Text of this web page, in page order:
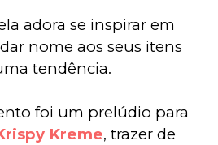
adora se inspirar em
nome aos seus itens
tendência.
foi um prelúdio para
Kreme, trazer de